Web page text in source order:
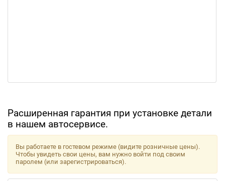
Расширенная гарантия при установке детали
в нашем автосервисе.
Вы работаете в гостевом режиме (видите розничные цены).
Чтобы увидеть свои цены, вам нужно войти под своим
паролем (или зарегистрироваться).